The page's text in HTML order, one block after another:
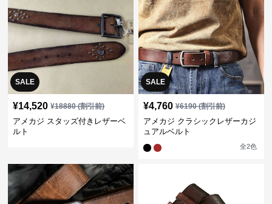
SALE
¥14,520 ¥18880(割引前)
アメカジ スタッズ付きレザーベ
ルト
SALE
¥4,760 ¥6190(割引前)
アメカジ クラシックレザーカジ
ュアルベルト
全2色